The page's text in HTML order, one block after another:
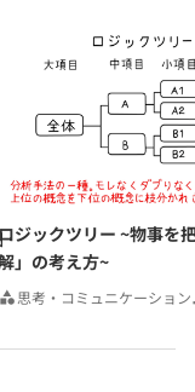
、マーケティング、
ニング）などの講師を
知見録」に定期的
で講演なども行ってい
ジックツリー ~物事を
」の考え方~
思考・コミュニケーション